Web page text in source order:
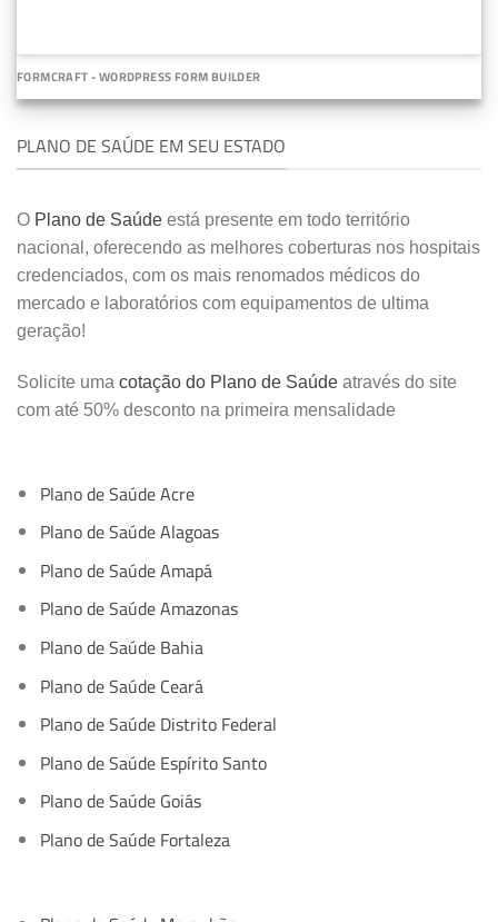
FORMCRAFT - WORDPRESS FORM BUILDER
PLANO DE SAÚDE EM SEU ESTADO
O Plano de Saúde está presente em todo território
nacional, oferecendo as melhores coberturas nos hospitais
credenciados, com os mais renomados médicos do
mercado e laboratórios com equipamentos de ultima
geração!
Solicite uma cotação do Plano de Saúde através do site
com até 50% desconto na primeira mensalidade
Plano de Saúde Acre
Plano de Saúde Alagoas
Plano de Saúde Amapá
Plano de Saúde Amazonas
Plano de Saúde Bahia
Plano de Saúde Ceará
Plano de Saúde Distrito Federal
Plano de Saúde Espírito Santo
Plano de Saúde Goiás
Plano de Saúde Fortaleza